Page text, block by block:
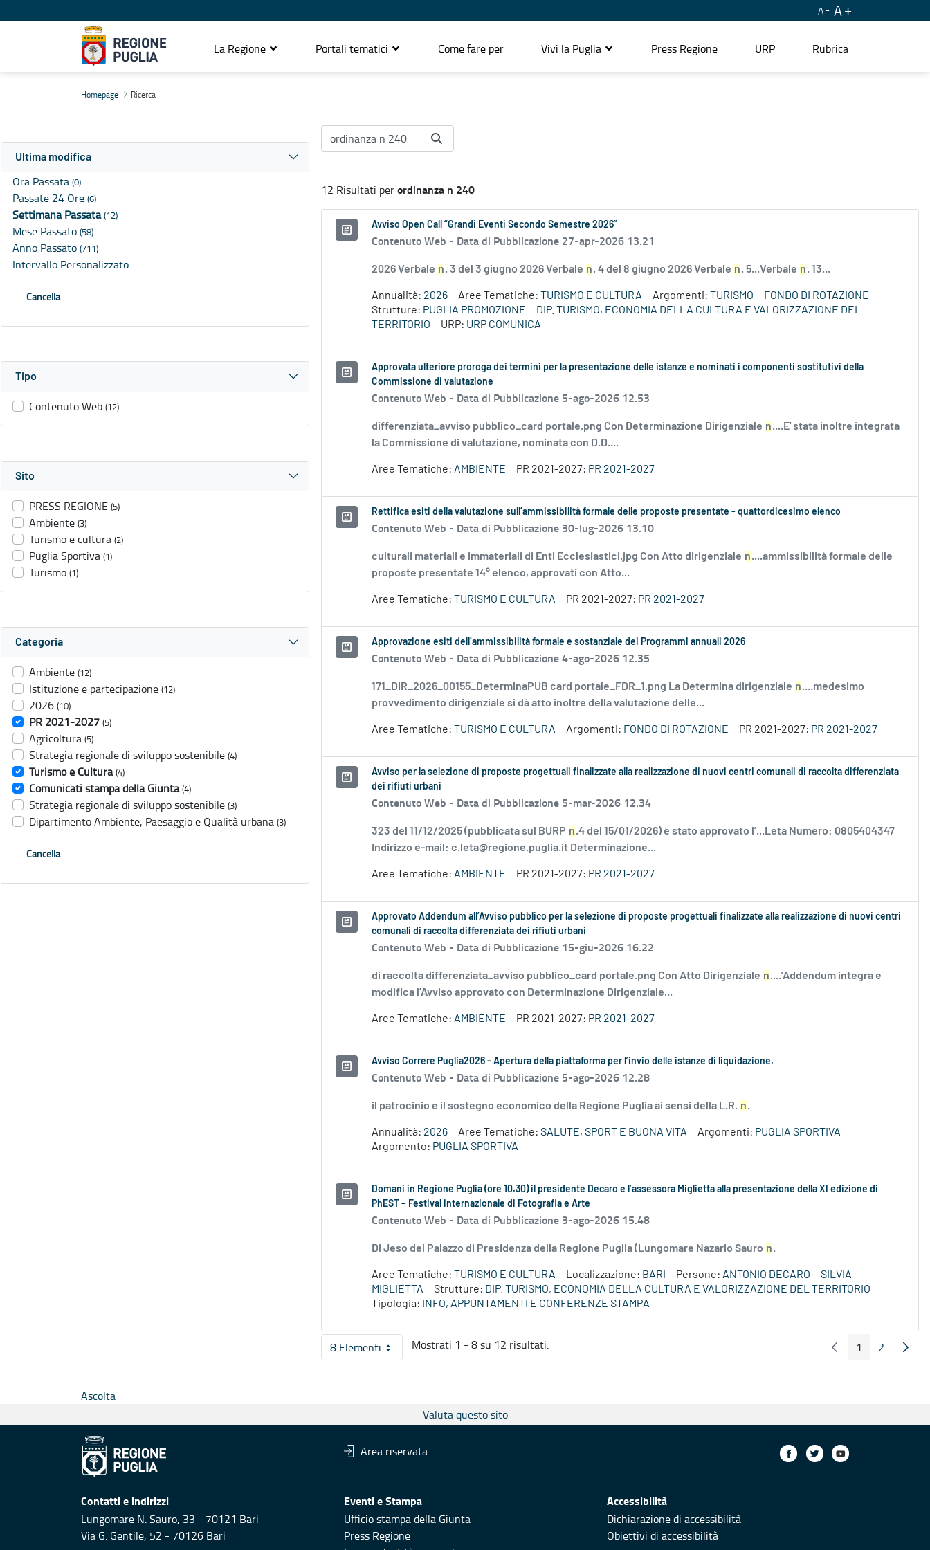
A A
La Regione Portali tematici Come fare per Vivi la Puglia Press Regione URP Rubrica
Homepage Ricerca
Ultima modifica
Ora Passata (0)
Passate 24 Ore (6)
Settimana Passata(12)
Mese Passato (58)
Anno Passato (711)
Intervallo Personalizzato…
Cancella
Tipo
Contenuto Web (12)
Sito
PRESS REGIONE (5)
Ambiente (3)
Turismo e cultura (2)
Puglia Sportiva (1)
Turismo (1)
Categoria
Ambiente (12)
Istituzione e partecipazione (12)
2026 (10)
PR 2021-2027 (5)
Agricoltura (5)
Strategia regionale di sviluppo sostenibile (4)
Turismo e Cultura (4)
Comunicati stampa della Giunta (4)
Strategia regionale di sviluppo sostenibile (3)
Dipartimento Ambiente, Paesaggio e Qualità urbana (3)
Cancella
12 Risultati perordinanza n 240
Avviso Open Call “Grandi Eventi Secondo Semestre 2026”
Contenuto Web - Data di Pubblicazione 27-apr-2026 13.21
2026 Verbale n. 3 del 3 giugno 2026 Verbale n. 4 del 8 giugno 2026 Verbale n. 5...Verbale n. 13...
Annualità: 2026 Aree Tematiche: TURISMO E CULTURA Argomenti: TURISMO
FONDO DI ROTAZIONE
Strutture: PUGLIA PROMOZIONE
DIP. TURISMO, ECONOMIA DELLA CULTURA E VALORIZZAZIONE DEL
TERRITORIO
URP: URP COMUNICA
Approvata ulteriore proroga dei termini per la presentazione delle istanze e nominati i componenti sostitutivi della
Commissione di valutazione
Contenuto Web - Data di Pubblicazione 5-ago-2026 12.53
differenziata_avviso pubblico_card portale.png Con Determinazione Dirigenziale n....E' stata inoltre integrata
la Commissione di valutazione, nominata con D.D....
Aree Tematiche: AMBIENTE PR 2021-2027: PR 2021-2027
Rettifica esiti della valutazione sull’ammissibilità formale delle proposte presentate - quattordicesimo elenco
Contenuto Web - Data di Pubblicazione 30-lug-2026 13.10
culturali materiali e immateriali di Enti Ecclesiastici.jpg Con Atto dirigenziale n....ammissibilità formale delle
proposte presentate 14° elenco, approvati con Atto...
Aree Tematiche: TURISMO E CULTURA PR 2021-2027: PR 2021-2027
Approvazione esiti dell’ammissibilità formale e sostanziale dei Programmi annuali 2026
Contenuto Web - Data di Pubblicazione 4-ago-2026 12.35
171_DIR_2026_00155_DeterminaPUB card portale_FDR_1.png La Determina dirigenziale n....medesimo
provvedimento dirigenziale si dà atto inoltre della valutazione delle...
Aree Tematiche: TURISMO E CULTURA Argomenti: FONDO DI ROTAZIONE PR 2021-2027: PR 2021-2027
Avviso per la selezione di proposte progettuali finalizzate alla realizzazione di nuovi centri comunali di raccolta differenziata
dei rifiuti urbani
Contenuto Web - Data di Pubblicazione 5-mar-2026 12.34
323 del 11/12/2025 (pubblicata sul BURP n.4 del 15/01/2026) è stato approvato l’...Leta Numero: 0805404347
Indirizzo e-mail: c.leta@regione.puglia.it Determinazione...
Aree Tematiche: AMBIENTE PR 2021-2027: PR 2021-2027
Approvato Addendum all’Avviso pubblico per la selezione di proposte progettuali finalizzate alla realizzazione di nuovi centri
comunali di raccolta differenziata dei rifiuti urbani
Contenuto Web - Data di Pubblicazione 15-giu-2026 16.22
di raccolta differenziata_avviso pubblico_card portale.png Con Atto Dirigenziale n....’Addendum integra e
modifica l’Avviso approvato con Determinazione Dirigenziale...
Aree Tematiche: AMBIENTE PR 2021-2027: PR 2021-2027
Avviso Correre Puglia2026 - Apertura della piattaforma per l’invio delle istanze di liquidazione.
Contenuto Web - Data di Pubblicazione 5-ago-2026 12.28
il patrocinio e il sostegno economico della Regione Puglia ai sensi della L.R. n.
Annualità: 2026 Aree Tematiche: SALUTE, SPORT E BUONA VITA Argomenti: PUGLIA SPORTIVA
Argomento: PUGLIA SPORTIVA
Domani in Regione Puglia (ore 10.30) il presidente Decaro e l’assessora Miglietta alla presentazione della XI edizione di
PhEST – Festival internazionale di Fotografia e Arte
Contenuto Web - Data di Pubblicazione 3-ago-2026 15.48
Di Jeso del Palazzo di Presidenza della Regione Puglia (Lungomare Nazario Sauro n.
Aree Tematiche: TURISMO E CULTURA Localizzazione: BARI Persone: ANTONIO DECARO
SILVIA
MIGLIETTA
Strutture: DIP. TURISMO, ECONOMIA DELLA CULTURA E VALORIZZAZIONE DEL TERRITORIO
Tipologia:
INFO, APPUNTAMENTI E CONFERENZE STAMPA
8 ElementiPer pagina
Mostrati 1 - 8 su 12 risultati. Pagina Precedente
Pagina
1 Pagina
2
Ascolta
Valuta questo sito
Area riservata
Contatti e indirizzi
Lungomare N. Sauro, 33 - 70121 Bari
Via G. Gentile, 52 - 70126 Bari
Eventi e Stampa
Ufficio stampa della Giunta
Press Regione
Accessibilità
Dichiarazione di accessibilità
Obiettivi di accessibilità